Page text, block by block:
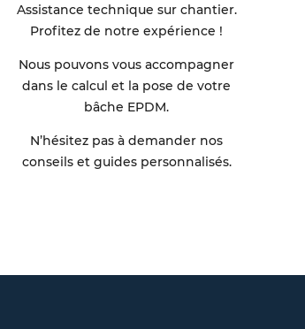
Assistance technique sur chantier.
Profitez de notre expérience !
Nous pouvons vous accompagner
dans le calcul et la pose de votre
bâche EPDM.
N’hésitez pas à demander nos
conseils et guides personnalisés.